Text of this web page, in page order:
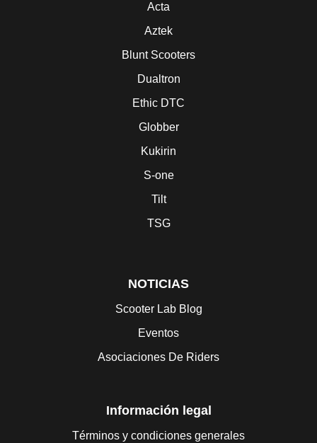
Acta
Aztek
Blunt Scooters
Dualtron
Ethic DTC
Globber
Kukirin
S-one
Tilt
TSG
NOTICIAS
Scooter Lab Blog
Eventos
Asociaciones De Riders
Información legal
Términos y condiciones generales